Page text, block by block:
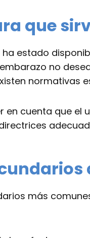
que
estado
no
normativas
en cuenta que el
más